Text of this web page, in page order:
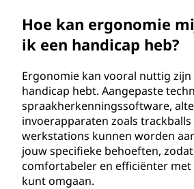
Hoe kan ergonomie
ik een handicap heb?
Ergonomie kan vooral nuttig zijn
handicap hebt. Aangepaste
spraakherkenningssoftware,
invoerapparaten zoals
werkstations kunnen worden
jouw specifieke behoeften,
comfortabeler en efficiënter
kunt omgaan.